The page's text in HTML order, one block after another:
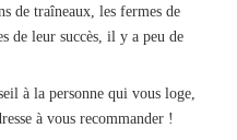
de traîneaux, les fermes de
de leur succès, il y a peu de
à la personne qui vous loge,
à vous recommander !